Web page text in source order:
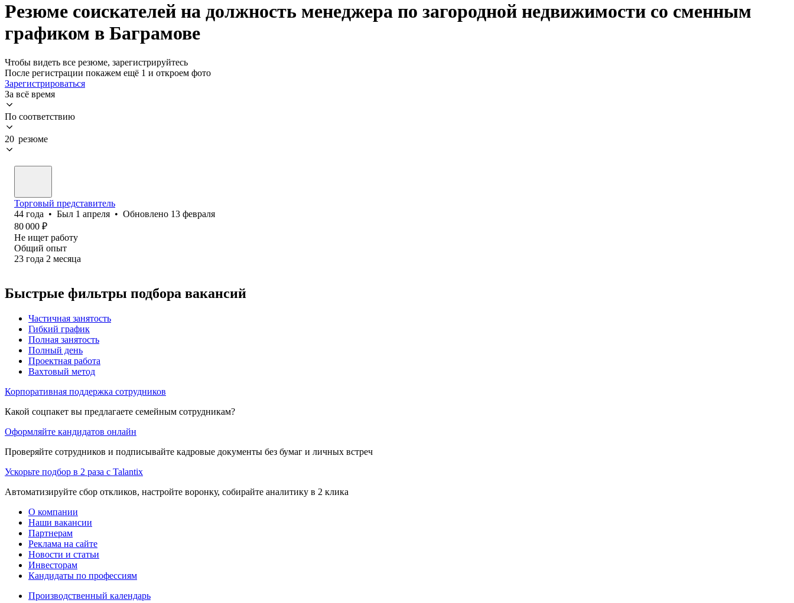
Резюме соискателей на должность менеджера по загородной недвижимости со сменным
графиком в Баграмове
Чтобы видеть все резюме, зарегистрируйтесь
После регистрации покажем ещё 1 и откроем фото
Зарегистрироваться
За всё время
По соответствию
20 резюме
Торговый представитель
44 года • Был 1 апреля • Обновлено 13 февраля
80 000 ₽
Не ищет работу
Общий опыт
23 года 2 месяца
Быстрые фильтры подбора вакансий
Частичная занятость
Гибкий график
Полная занятость
Полный день
Проектная работа
Вахтовый метод
Корпоративная поддержка сотрудников
Какой соцпакет вы предлагаете семейным сотрудникам?
Оформляйте кандидатов онлайн
Проверяйте сотрудников и подписывайте кадровые документы без бумаг и личных встреч
Ускорьте подбор в 2 раза с Talantix
Автоматизируйте сбор откликов, настройте воронку, собирайте аналитику в 2 клика
О компании
Наши вакансии
Партнерам
Реклама на сайте
Новости и статьи
Инвесторам
Кандидаты по профессиям
Производственный календарь